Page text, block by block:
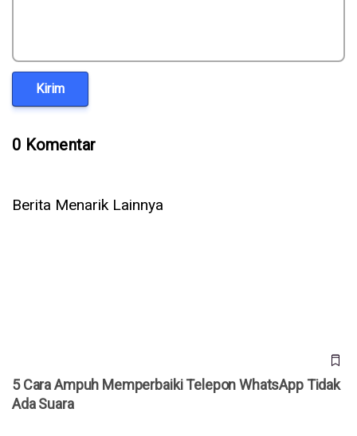
Kirim
0 Komentar
Berita Menarik Lainnya
5 Cara Ampuh Memperbaiki Telepon WhatsApp Tidak
Ada Suara